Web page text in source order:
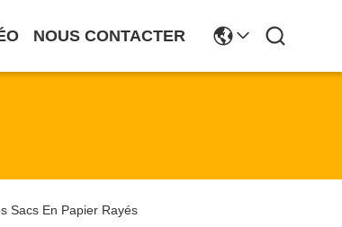
NOUS CONTACTER
Sacs En Papier Rayés